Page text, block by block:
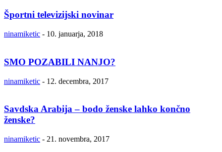
Športni televizijski novinar
ninamiketic - 10. januarja, 2018
SMO POZABILI NANJO?
ninamiketic - 12. decembra, 2017
Savdska Arabija – bodo ženske lahko končno
ženske?
ninamiketic - 21. novembra, 2017